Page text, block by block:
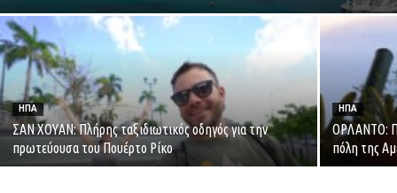
ΗΠΑ
ΣΑΝ ΧΟΥΑΝ: Πλήρης ταξιδιωτικός οδηγός για την
πρωτεύουσα του Πουέρτο Ρίκο
ΗΠΑ
ΟΡΛΑΝΤΟ:
πόλη της